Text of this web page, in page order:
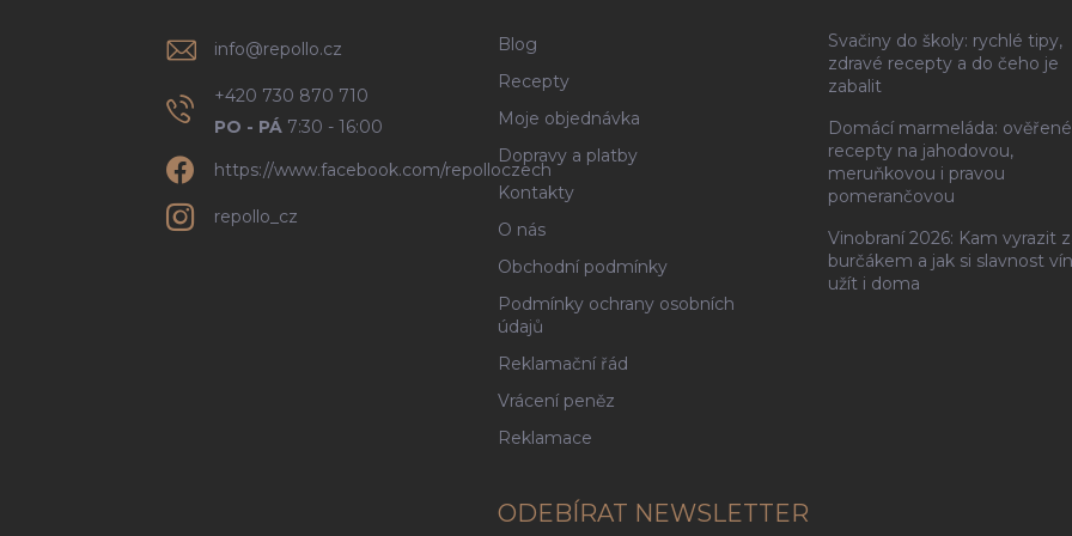
info@repollo.cz
+420 730 870 710
PO - PÁ 7:30 - 16:00
https://www.facebook.com/repolloczech
repollo_cz
Blog
Recepty
Moje objednávka
Dopravy a platby
Kontakty
O nás
Obchodní podmínky
Podmínky ochrany osobních
údajů
Reklamační řád
Vrácení peněz
Reklamace
Svačiny do školy: rychlé tipy,
zdravé recepty a do čeho je
zabalit
Domácí marmeláda: ověřené
recepty na jahodovou,
meruňkovou i pravou
pomerančovou
Vinobraní 2026: Kam vyrazit
burčákem a jak si slavnost
užít i doma
ODEBÍRAT NEWSLETTER